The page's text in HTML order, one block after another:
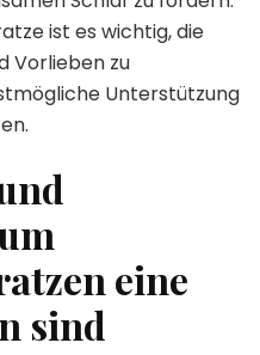
ist es wichtig, die
Vorlieben zu
Unterstützung
eine
sind